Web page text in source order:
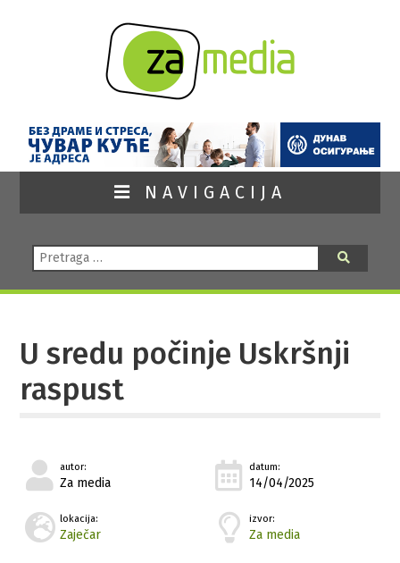
NAVIGACIJA
Pretraga:
U sredu počinje Uskršnji
raspust
autor:
Za media
datum:
14/04/2025
lokacija:
Zaječar
izvor:
Za media